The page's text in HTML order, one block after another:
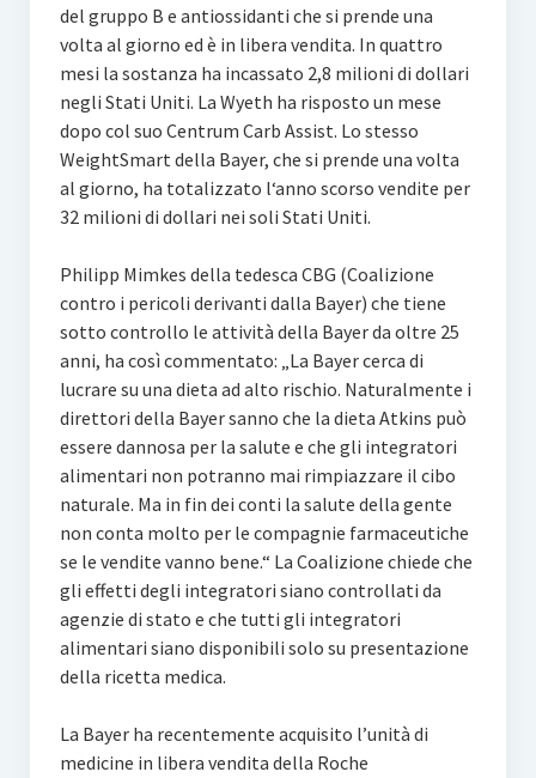
del gruppo B e antiossidanti che si prende una
volta al giorno ed è in libera vendita. In quattro
mesi la sostanza ha incassato 2,8 milioni di dollari
negli Stati Uniti. La Wyeth ha risposto un mese
dopo col suo Centrum Carb Assist. Lo stesso
WeightSmart della Bayer, che si prende una volta
al giorno, ha totalizzato l‘anno scorso vendite per
32 milioni di dollari nei soli Stati Uniti.
Philipp Mimkes della tedesca CBG (Coalizione
contro i pericoli derivanti dalla Bayer) che tiene
sotto controllo le attività della Bayer da oltre 25
anni, ha così commentato: „La Bayer cerca di
lucrare su una dieta ad alto rischio. Naturalmente i
direttori della Bayer sanno che la dieta Atkins può
essere dannosa per la salute e che gli integratori
alimentari non potranno mai rimpiazzare il cibo
naturale. Ma in fin dei conti la salute della gente
non conta molto per le compagnie farmaceutiche
se le vendite vanno bene.“ La Coalizione chiede che
gli effetti degli integratori siano controllati da
agenzie di stato e che tutti gli integratori
alimentari siano disponibili solo su presentazione
della ricetta medica.
La Bayer ha recentemente acquisito l’unità di
medicine in libera vendita della Roche